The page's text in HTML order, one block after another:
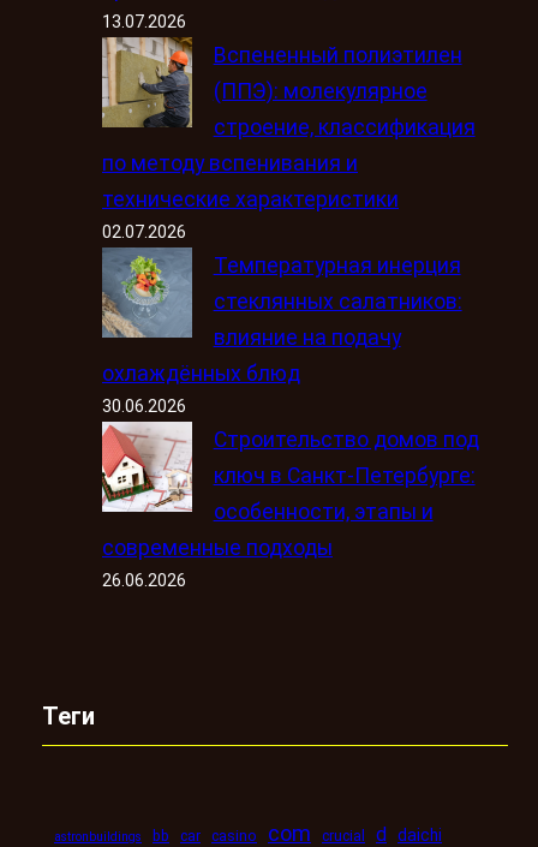
13.07.2026
Вспененный полиэтилен
(ППЭ): молекулярное
строение, классификация
по методу вспенивания и
технические характеристики
02.07.2026
Температурная инерция
стеклянных салатников:
влияние на подачу
охлаждённых блюд
30.06.2026
Строительство домов под
ключ в Санкт-Петербурге:
особенности, этапы и
современные подходы
26.06.2026
Теги
astronbuildings bb car casino com crucial d daichi